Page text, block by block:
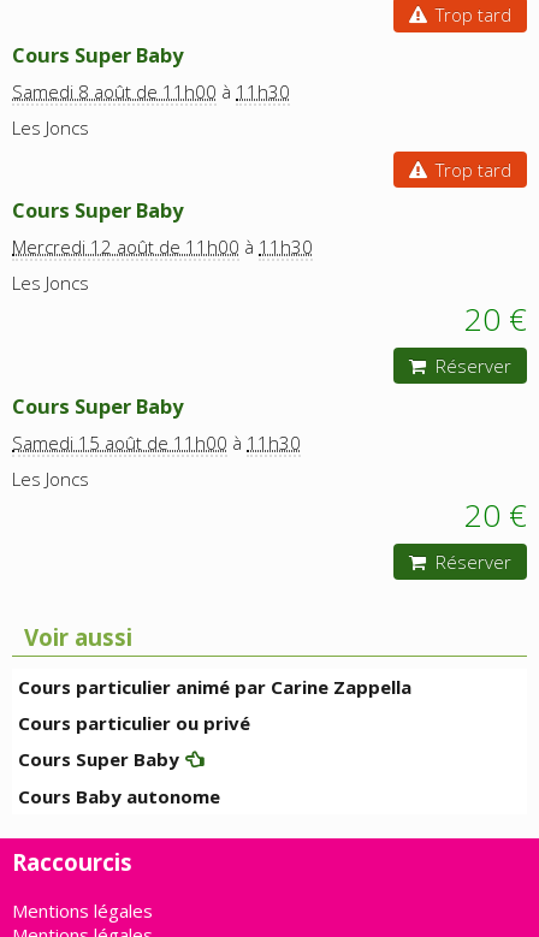
Trop tard
Cours Super Baby
Samedi 8 août de 11h00 à 11h30
Les Joncs
Trop tard
Cours Super Baby
Mercredi 12 août de 11h00 à 11h30
Les Joncs
20 €
Réserver
Cours Super Baby
Samedi 15 août de 11h00 à 11h30
Les Joncs
20 €
Réserver
Voir aussi
Cours particulier animé par Carine Zappella
Cours particulier ou privé
Cours Super Baby
Cours Baby autonome
Raccourcis
Mentions légales